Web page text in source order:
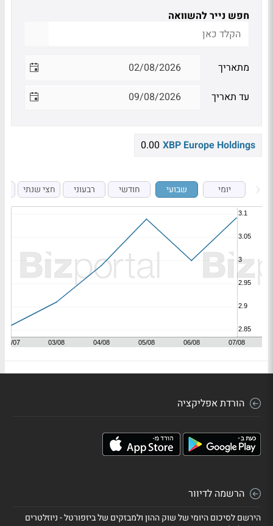
חפש נייר להשוואה
מתאריך
עד תאריך
XBP Europe Holdings
0.00
יומי שבועי חודשי רבעוני חצי שנתי
הורדת אפליקציה
הרשמה לדיוור
הירשם לסיכום היומי של שוק ההון ולמבזקים של ביזפורטל - ניוזלטרים